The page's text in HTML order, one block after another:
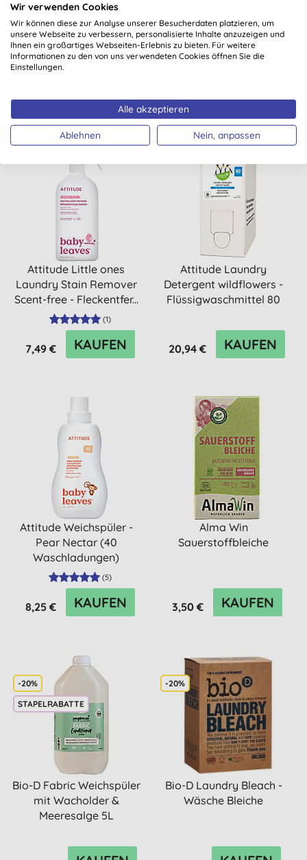
Ecozone Pro-aktives
Sport- und
Funktionswaschmittel
(flüssig - 16 W...
( 1) ( 3)
Attitude Little ones
Laundry Stain Remover
Scent-free - Fleckentfer...
(1)
7,49 € KAUFEN
Attitude Laundry
Detergent wildflowers -
Flüssigwaschmittel 80
20,94 € KAUFEN
Attitude Weichspüler -
Pear Nectar (40
Waschladungen)
(5)
8,25 € KAUFEN
Alma Win
Sauerstoffbleiche
3,50 € KAUFEN
-20%
STAPELRABATTE
Bio-D Fabric Weichspüler
mit Wacholder &
Meeresalge 5L
-20%
Bio-D Laundry Bleach -
Wäsche Bleiche
Wir verwenden Cookies
Wir können diese zur Analyse unserer Besucherdaten platzieren, um
unsere Webseite zu verbessern, personalisierte Inhalte anzuzeigen und
Ihnen ein großartiges Webseiten-Erlebnis zu bieten. Für weitere
Informationen zu den von uns verwendeten Cookies öffnen Sie die
Einstellungen.
Alle akzeptieren
Ablehnen Nein, anpassen